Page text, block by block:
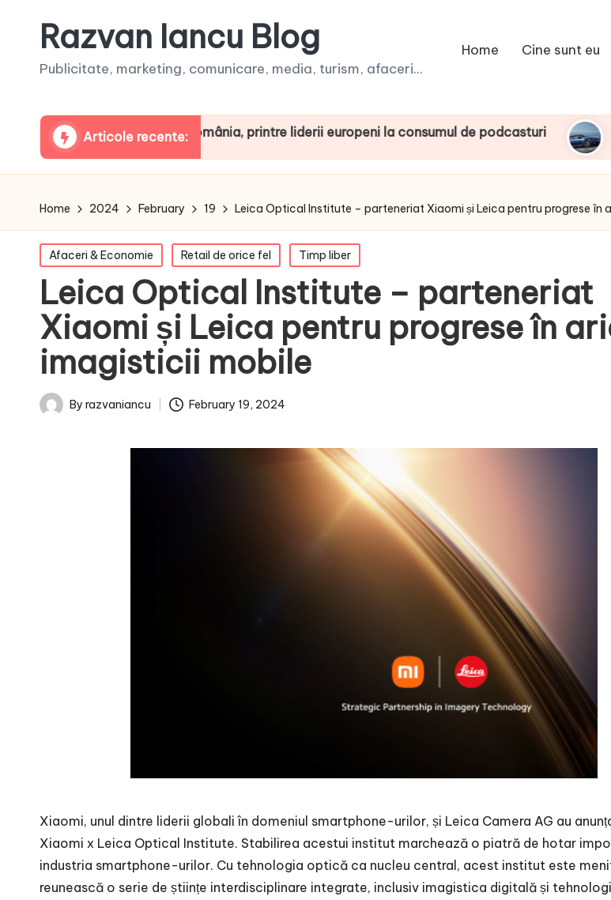
Razvan Iancu Blog
Publicitate, marketing, comunicare, media, turism, afaceri...
Home Cine sunt eu
Articole recente:
ARBOpodcast. România, printre liderii europeni la consumul de podcasturi Clienţii își
June 20, 2026
Home 2024 February 19 Leica Optical Institute – parteneriat Xiaomi și Leica pentru progrese în
Posted
in
Afaceri & Economie Retail de orice fel Timp liber
Leica Optical Institute – parteneriat
Xiaomi și Leica pentru progrese în
imagisticii mobile
PostedBy razvaniancu February 19, 2024
Xiaomi, unul dintre liderii globali în domeniul smartphone-urilor, și Leica Camera AG au
Xiaomi x Leica Optical Institute. Stabilirea acestui institut marchează o piatră de hotar
industria smartphone-urilor. Cu tehnologia optică ca nucleu central, acest institut este
reunească o serie de științe interdisciplinare integrate, inclusiv imagistica digitală și